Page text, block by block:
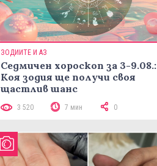
ЗОДИИТЕ И АЗ
Седмичен хороскоп за 3-9.08.:
Коя зодия ще получи своя
щастлив шанс
3 520 7 мин 0